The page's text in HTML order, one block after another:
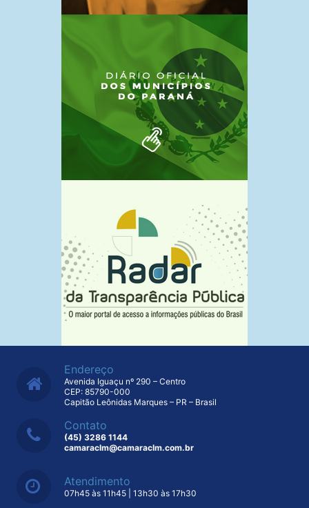
Endereço
Avenida Iguaçu nº 290 – Centro
CEP: 85790-000
Capitão Leônidas Marques – PR – Brasil
Contato
(45) 3286 1144
camaraclm@camaraclm.com.br
Atendimento
07h45 às 11h45 | 13h30 às 17h30